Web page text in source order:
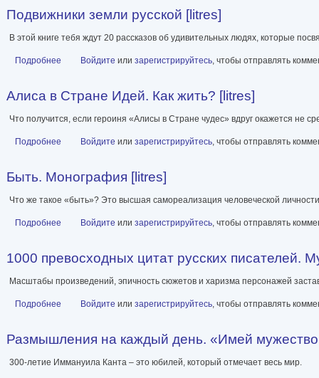
Подвижники земли русской [litres]
В этой книге тебя ждут 20 рассказов об удивительных людях, которые
Подробнее о Подвижники земли русской [litres]
Войдите или зарегистрируйтесь, чтобы отправлять
Алиса в Стране Идей. Как жить? [litres]
Что получится, если героиня «Алисы в Стране чудес» вдруг окажется не
Подробнее о Алиса в Стране Идей. Как жить? [litres]
Войдите или зарегистрируйтесь, чтобы отправлять
Быть. Монография [litres]
Что же такое «быть»? Это высшая самореализация человеческой
Подробнее о Быть. Монография [litres]
Войдите или зарегистрируйтесь, чтобы отправлять
1000 превосходных цитат русских писателей.
Масштабы произведений, эпичность сюжетов и харизма персонажей
Подробнее о 1000 превосходных цитат русских писателей. Мудрость,
Войдите или зарегистрируйтесь, чтобы отправлять
Размышления на каждый день. «Имей
300-летие Иммануила Канта – это юбилей, который отмечает весь мир.